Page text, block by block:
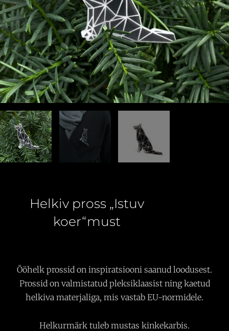
Helkiv pross „Istuv
koer“must
Ööhelk prossid on inspiratsiooni saanud loodusest.
Prossid on valmistatud pleksiklaasist ning kaetud
helkiva materjaliga, mis vastab EU-normidele.
Helkurmärk tuleb mustas kinkekarbis.